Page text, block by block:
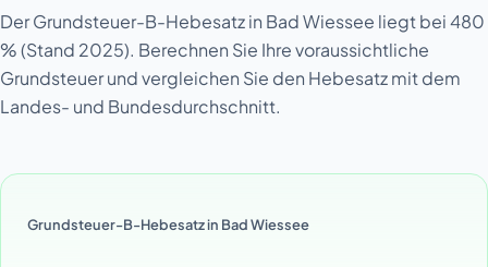
Der Grundsteuer-B-Hebesatz in Bad Wiessee liegt bei 480
% (Stand 2025). Berechnen Sie Ihre voraussichtliche
Grundsteuer und vergleichen Sie den Hebesatz mit dem
Landes- und Bundesdurchschnitt.
Grundsteuer-B-Hebesatz in Bad Wiessee